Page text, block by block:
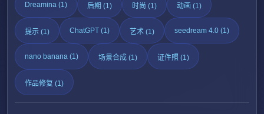
Dreamina (1) 后期 (1) 时尚 (1) 动画 (1)
提示 (1) ChatGPT (1) 艺术 (1) seedream 4.0 (1)
nano banana (1) 场景合成 (1) 证件照 (1)
作品修复 (1)